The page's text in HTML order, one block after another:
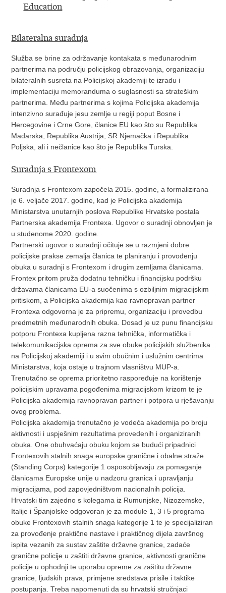
Education
Bilateralna suradnja
Služba se brine za održavanje kontakata s međunarodnim
partnerima na području policijskog obrazovanja, organizaciju
bilateralnih susreta na Policijskoj akademiji te izradu i
implementaciju memoranduma o suglasnosti sa strateškim
partnerima. Među partnerima s kojima Policijska akademija
intenzivno surađuje jesu zemlje u regiji poput Bosne i
Hercegovine i Crne Gore, članice EU kao što su Republika
Mađarska, Republika Austrija, SR Njemačka i Republika
Poljska, ali i nečlanice kao što je Republika Turska.
Suradnja s Frontexom
Suradnja s Frontexom započela 2015. godine, a formalizirana
je 6. veljače 2017. godine, kad je Policijska akademija
Ministarstva unutarnjih poslova Republike Hrvatske postala
Partnerska akademija Frontexa. Ugovor o suradnji obnovljen je
u studenome 2020. godine.
Partnerski ugovor o suradnji očituje se u razmjeni dobre
policijske prakse zemalja članica te planiranju i provođenju
obuka u suradnji s Frontexom i drugim zemljama članicama.
Frontex pritom pruža dodatnu tehničku i financijsku podršku
državama članicama EU-a suočenima s ozbiljnim migracijskim
pritiskom, a Policijska akademija kao ravnopravan partner
Frontexa odgovorna je za pripremu, organizaciju i provedbu
predmetnih međunarodnih obuka. Dosad je uz punu financijsku
potporu Frontexa kupljena razna tehnička, informatička i
telekomunikacijska oprema za sve obuke policijskih službenika
na Policijskoj akademiji i u svim obučnim i uslužnim centrima
Ministarstva, koja ostaje u trajnom vlasništvu MUP-a.
Trenutačno se oprema prioritetno raspoređuje na korištenje
policijskim upravama pogođenima migracijskom krizom te je
Policijska akademija ravnopravan partner i potpora u rješavanju
ovog problema.
Policijska akademija trenutačno je vodeća akademija po broju
aktivnosti i uspješnim rezultatima provedenih i organiziranih
obuka. One obuhvaćaju obuku kojom se budući pripadnici
Frontexovih stalnih snaga europske granične i obalne straže
(Standing Corps) kategorije 1 osposobljavaju za pomaganje
članicama Europske unije u nadzoru granica i upravljanju
migracijama, pod zapovjedništvom nacionalnih policija.
Hrvatski tim zajedno s kolegama iz Rumunjske, Nizozemske,
Italije i Španjolske odgovoran je za module 1, 3 i 5 programa
obuke Frontexovih stalnih snaga kategorije 1 te je specijaliziran
za provođenje praktične nastave i praktičnog dijela završnog
ispita vezanih za sustav zaštite državne granice, zadaće
granične policije u zaštiti državne granice, aktivnosti granične
policije u ophodnji te uporabu opreme za zaštitu državne
granice, ljudskih prava, primjene sredstava prisile i taktike
postupanja. Treba napomenuti da su hrvatski stručnjaci